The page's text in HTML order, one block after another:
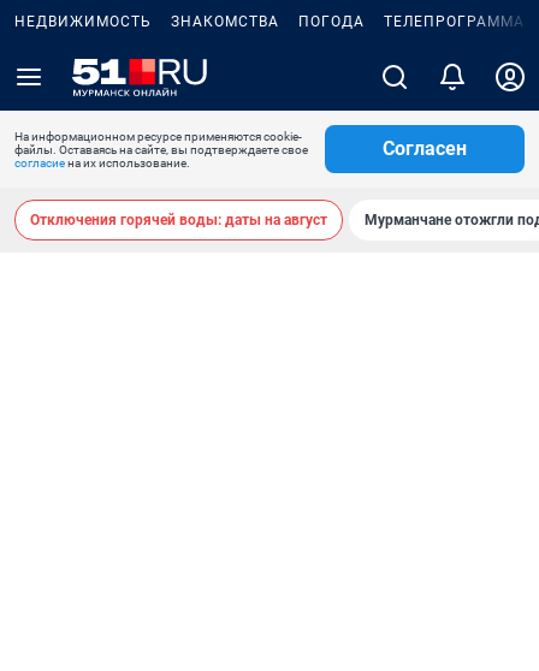
НЕДВИЖИМОСТЬ ЗНАКОМСТВА ПОГОДА ТЕЛЕПРОГРАММА
На информационном ресурсе применяются cookie-
файлы. Оставаясь на сайте, вы подтверждаете свое
согласиена их использование.
Согласен
Отключения горячей воды: даты на август Мурманчане отожгли